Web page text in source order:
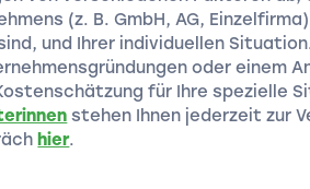
(z. B. GmbH, AG,
und Ihrer individuellen
oder einem
für Ihre spezielle
stehen Ihnen jederzeit zur
hier.